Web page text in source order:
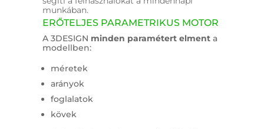
munkában.
ERŐTELJES PARAMETRIKUS MOTOR
A 3DESIGN minden paramétert elmenta
modellben:
méretek
arányok
foglalatok
kövek